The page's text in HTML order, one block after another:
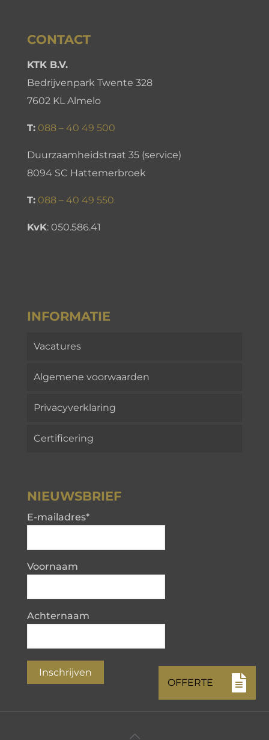
CONTACT
KTK B.V.
Bedrijvenpark Twente 328
7602 KL Almelo
T: 088 – 40 49 500
Duurzaamheidstraat 35 (service)
8094 SC Hattemerbroek
T: 088 – 40 49 550
KvK: 050.586.41
INFORMATIE
Vacatures
Algemene voorwaarden
Privacyverklaring
Certificering
NIEUWSBRIEF
E-mailadres*
Voornaam
Achternaam
Inschrijven